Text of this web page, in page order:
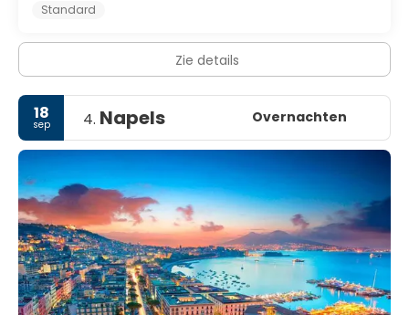
Standard
Zie details
18
sep 4. Napels Overnachten